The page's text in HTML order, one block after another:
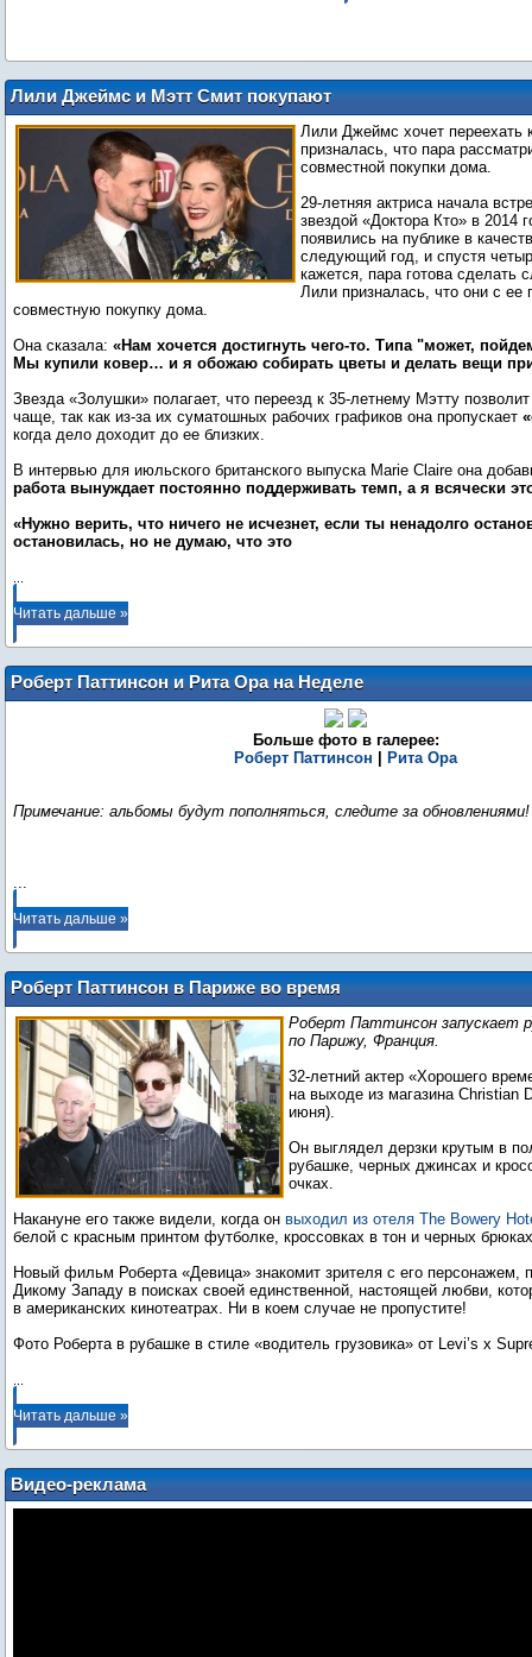
Лили Джеймс и Мэтт Смит покупают
дом вместе?
Лили Джеймс хочет переехать
призналась, что пара
совместной покупки дома.
29-летняя актриса начала
звездой «Доктора Кто» в 2014
появились на публике в
следующий год, и спустя
кажется, пара готова сделать
Лили призналась, что они с ее
совместную покупку дома.
Она сказала: «Нам хочется достигнуть чего-то. Типа "может,
Мы купили ковер… и я обожаю собирать цветы и делать вещи
Звезда «Золушки» полагает, что переезд к 35-летнему Мэтту
чаще, так как из-за их суматошных рабочих графиков она пропускает
когда дело доходит до ее близких.
В интервью для июльского британского выпуска Marie Claire она
работа вынуждает постоянно поддерживать темп, а я всячески
«Нужно верить, что ничего не исчезнет, если ты ненадолго
остановилась, но не думаю, что это
Читать дальше »
Роберт Паттинсон и Рита Ора на Неделе
мужской моды в Париже (23.06)
Больше фото в галерее:
Роберт Паттинсон
Рита Ора
Примечание: альбомы будут пополняться, следите за обновлениями!
...
Читать дальше »
Роберт Паттинсон в Париже во время
старта показа «Девицы» в кинотеатрах
Роберт Паттинсон запускает
по Парижу, Франция.
32-летний актер «Хорошего
на выходе из магазина Christian
июня).
Он выглядел дерзки крутым в
рубашке, черных джинсах и
очках.
Накануне его также видели, когда он выходил из отеля The Bowery
белой с красным принтом футболке, кроссовках в тон и черных
Новый фильм Роберта «Девица» знакомит зрителя с его
Дикому Западу в поисках своей единственной, настоящей любви,
в американских кинотеатрах. Ни в коем случае не пропустите!
Фото Роберта в рубашке в стиле «водитель грузовика» от Levi’s x
Читать дальше »
Видео-реклама